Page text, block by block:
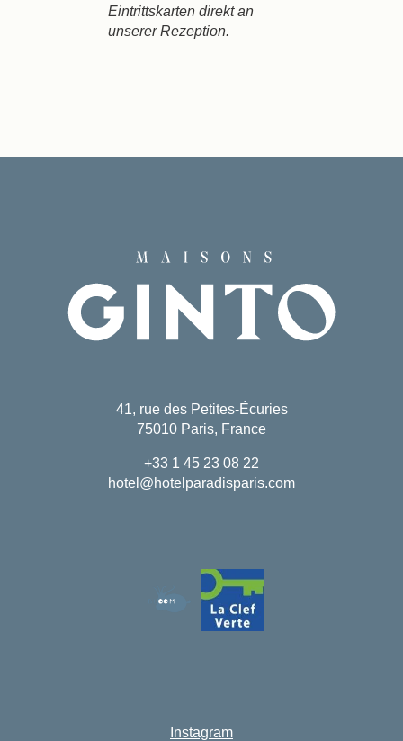
Eintrittskarten direkt an
unserer Rezeption.
Instagram
41, rue des Petites-Écuries
75010 Paris, France
+33 1 45 23 08 22
hotel@hotelparadisparis.com
Die Zimmer & Suiten
Unsere PartnerUnsere Verpflichtungen
Kontaktieren Sie uns
Buchen